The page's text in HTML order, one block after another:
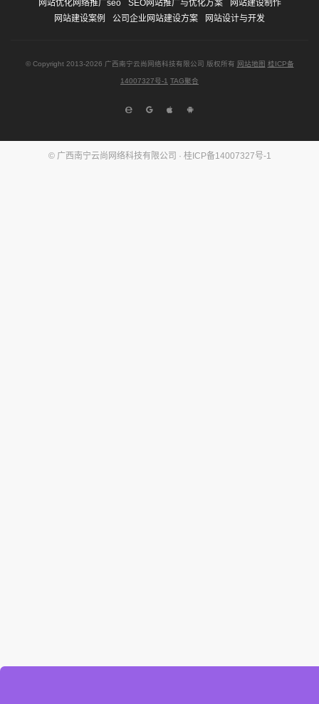
网站优化网络推广seo
SEO网站推广与优化方案
网站建设制作
网站建设案例
公司企业网站建设方案 网站设计与开发
© Copyright 2013-2026 广西南宁云尚网络科技有限公司 版权所有 网站地图 桂ICP备
14007327号-1 TAG聚合
© 广西南宁云尚网络科技有限公司 · 桂ICP备14007327号-1